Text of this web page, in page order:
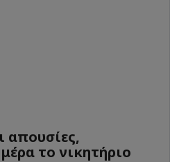
απουσίες,
το νικητήριο